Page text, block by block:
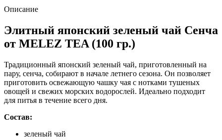
Описание
Элитный японский зеленый чай Сенча
от MELEZ TEA (100 гр.)
Традиционный японский зеленый чай, приготовленный на
пару, сенча, собирают в начале летнего сезона. Он позволяет
приготовить освежающую чашку чая с нотками тушеных
овощей и свежих морских водорослей. Идеально подходит
для питья в течение всего дня.
Состав:
зеленый чай